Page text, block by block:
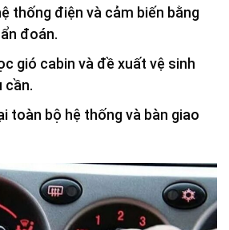
thống điện và cảm biến bằng
đoán.
gió cabin và đề xuất vệ sinh
cần.
toàn bộ hệ thống và bàn giao